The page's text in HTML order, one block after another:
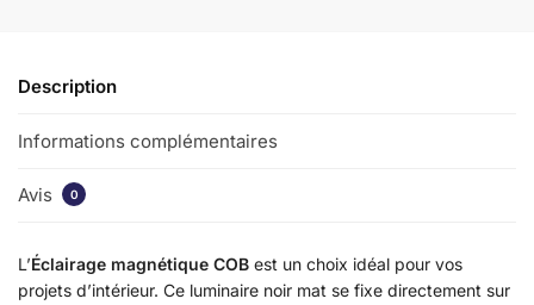
Description
Informations complémentaires
Avis 0
L’Éclairage magnétique COB est un choix idéal pour vos
projets d’intérieur. Ce luminaire noir mat se fixe directement sur